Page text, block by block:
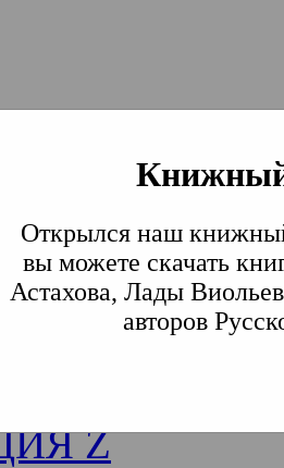
Открылся наш
вы можете скачать
Астахова, Лады
авторов
СВА
Z